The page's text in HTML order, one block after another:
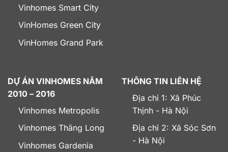
Vinhomes Smart City
VinHomes Green City
VinHomes Grand Park
DỰ ÁN VINHOMES NĂM
2010 – 2016
Vinhomes Metropolis
Vinhomes Thăng Long
Vinhomes Gardenia
THÔNG TIN LIÊN HỆ
Địa chỉ 1: Xã Phúc
Thịnh - Hà Nội
Địa chỉ 2: Xã Sóc Sơn
- Hà Nội